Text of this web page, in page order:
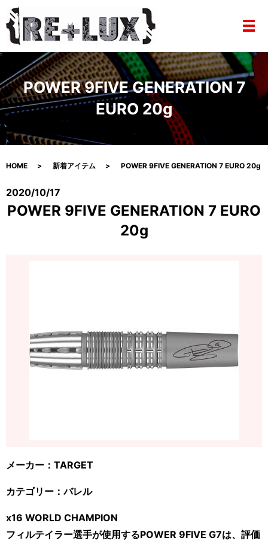
メ
POWER 9FIVE GENERATION 7
EURO 20g
HOME 新着アイテム POWER 9FIVE GENERATION 7 EURO 20g
2020/10/17
POWER 9FIVE GENERATION 7 EURO
20g
メーカー： TARGET
カテゴリー：バレル
x16 WORLD CHAMPION
フィルテイラー選手が使用するPOWER 9FIVE G7は、評価